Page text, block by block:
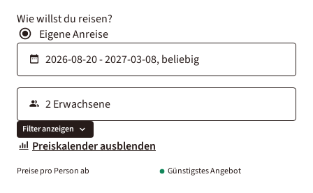
Wie willst du reisen?
Eigene Anreise
Filter anzeigen
Preiskalender ausblenden
Preise pro Person ab Günstigstes Angebot